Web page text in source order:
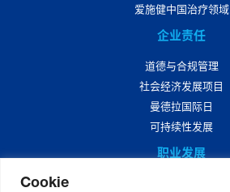
Cookie
爱施健中国治疗领域
企业责任
道德与合规管理
社会经济发展项目
曼德拉国际日
可持续性发展
职业发展